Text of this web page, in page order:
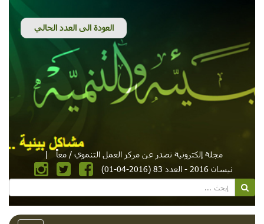
مجلة إلكترونية تصدر عن مركز العمل التنموي / معاً
|
نيسان 2016 - العدد 83 (2016-04-01)